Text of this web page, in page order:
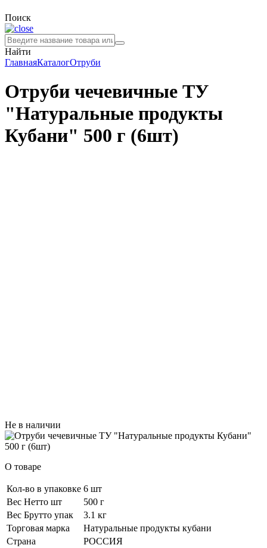
Поиск
Найти
ГлавнаяКаталогОтруби
Отруби чечевичные ТУ
"Натуральные продукты
Кубани" 500 г (6шт)
Не в наличии
О товаре
Кол-во в упаковке 6 шт
Вес Нетто шт
500 г
Вес Брутто упак
3.1 кг
Торговая марка
Натуральные продукты кубани
Страна
РОССИЯ